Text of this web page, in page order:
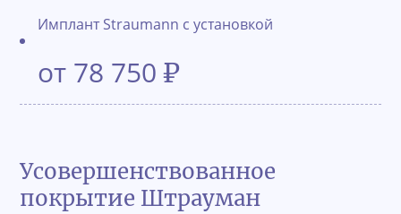
Имплант Straumann с установкой
от 78 750 ₽
Усовершенствованное
покрытие Штрауман